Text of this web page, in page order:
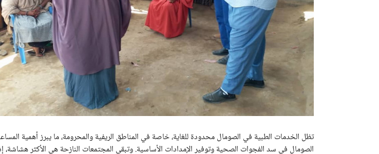
تظل الخدمات الطبية في الصومال محدودة للغاية، خاصة في المناطق الريفية والمحرومة، ما يبرز أهمية
الصومال في سد الفجوات الصحية وتوفير الإمدادات الأساسية. وتبقى المجتمعات النازحة هي الأكثر